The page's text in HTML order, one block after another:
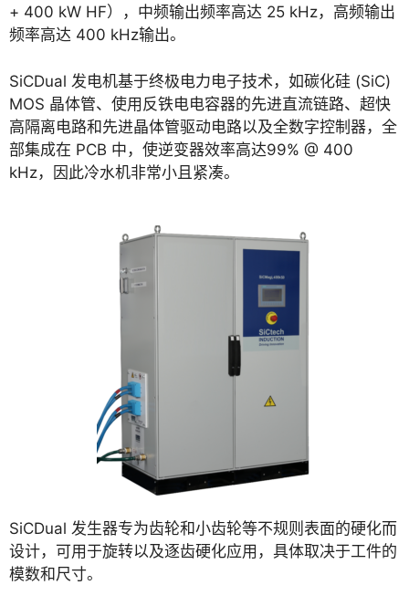
+ 400 kW HF），中频输出频率高达 25 kHz，高频输出
频率高达 400 kHz输出。
SiCDual 发电机基于终极电力电子技术，如碳化硅 (SiC)
MOS 晶体管、使用反铁电电容器的先进直流链路、超快
高隔离电路和先进晶体管驱动电路以及全数字控制器，全
部集成在 PCB 中，使逆变器效率高达99% @ 400
kHz，因此冷水机非常小且紧凑。
SiCDual 发生器专为齿轮和小齿轮等不规则表面的硬化而
设计，可用于旋转以及逐齿硬化应用，具体取决于工件的
模数和尺寸。